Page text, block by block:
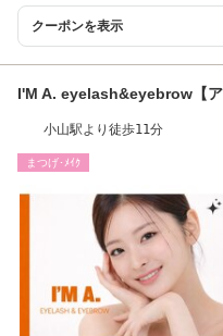
クーポンを表示
I'M A. eyelash&eyebrow【ア
小山駅より徒歩11分
まつげ･ﾒｲｸ